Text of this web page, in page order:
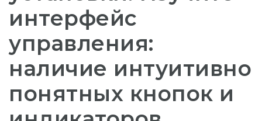
интерфейс
управления:
наличие интуитивно
понятных кнопок и